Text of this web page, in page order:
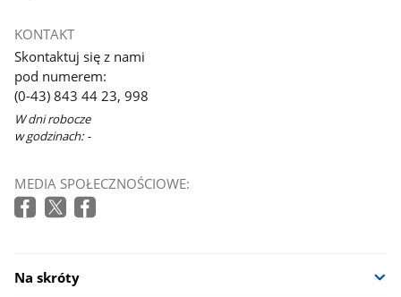
KONTAKT
Skontaktuj się z nami
pod numerem:
(0-43) 843 44 23, 998
W dni robocze
w godzinach: -
MEDIA SPOŁECZNOŚCIOWE:
Na skróty